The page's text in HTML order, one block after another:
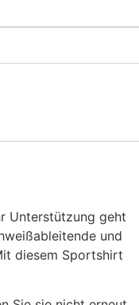
Unterstützung geht
und
diesem Sportshirt